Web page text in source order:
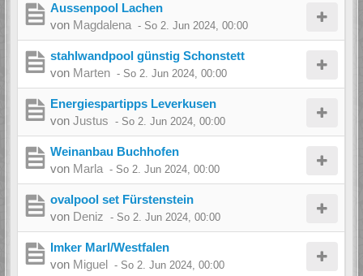
Aussenpool Lachen
von Magdalena - So 2. Jun 2024, 00:00
stahlwandpool günstig Schonstett
von Marten - So 2. Jun 2024, 00:00
Energiespartipps Leverkusen
von Justus - So 2. Jun 2024, 00:00
Weinanbau Buchhofen
von Marla - So 2. Jun 2024, 00:00
ovalpool set Fürstenstein
von Deniz - So 2. Jun 2024, 00:00
Imker Marl/Westfalen
von Miguel - So 2. Jun 2024, 00:00